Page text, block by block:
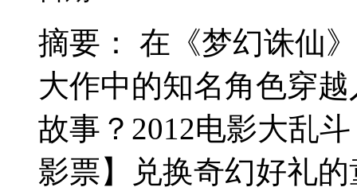
摘要： 在《梦幻诛仙
大作中的知名角色穿
故事？2012电影大乱
影票】兑换奇幻好礼